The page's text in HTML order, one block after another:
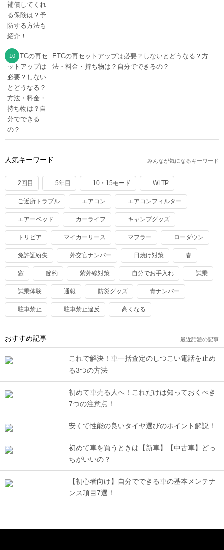
ETCの再セットアップは必要？しないとどうなる？方
法・料金・持ち物は？自分でできるの？
人気キーワード みんなが気になるキーワード
2回目 5年目 10・15モード WLTP
ご近所トラブル エアコン エアコンフィルター
エアーベッド カーライフ キャンプグッズ
トリビア マイカーリース マフラー ローダウン
免許証紛失 外交官ナンバー 日焼け対策 春
窓 節約 紫外線対策 自分でお手入れ 試乗
試乗体験 通報 防災グッズ 青ナンバー
駐車禁止 駐車禁止違反 高くなる
おすすめ記事 最近話題の記事
これで解決！車一括査定のしつこい電話を止め
る3つの方法
初めて車売る人へ！これだけは知っておくべき
7つの注意点！
安くて性能の良いタイヤ選びのポイント解説！
初めて車を買うときは【新車】【中古車】どっ
ちがいいの？
【初心者向け】自分でできる車の基本メンテナ
ンス項目7選！